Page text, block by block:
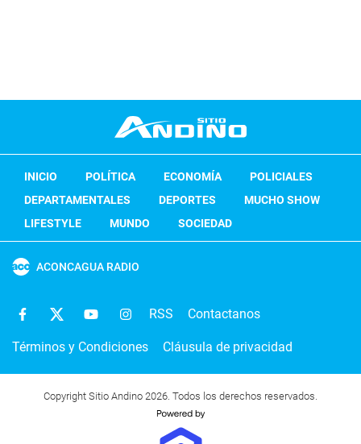
INICIO POLÍTICA ECONOMÍA
POLICIALES
DEPARTAMENTALES
DEPORTES
MUCHO SHOW
LIFESTYLE
MUNDO SOCIEDAD
ACONCAGUA RADIO
RSS Contactanos
Términos y Condiciones Cláusula de privacidad
Copyright Sitio Andino 2026. Todos los derechos reservados.